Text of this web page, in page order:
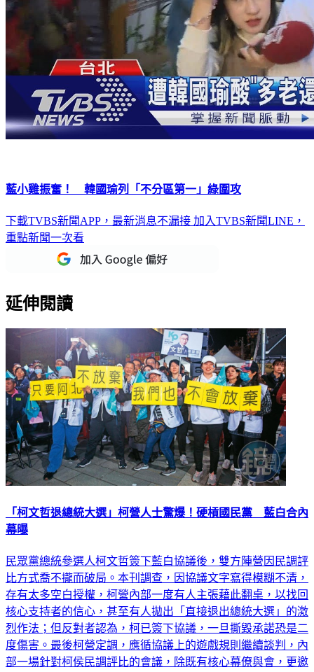
下載TVBS新聞APP，最新消息不漏接
重點新聞一次看
「柯文哲退總統大選」柯營人士驚爆！硬槓國民黨 藍白合內
民眾黨總統參選人柯文哲簽下藍白協議後，雙方陣營因民調評
比方式喬不攏而破局。本刊調查，因協議文字寫得模糊不清，
存有太多空白授權，柯營內部一度有人主張藉此翻桌，以找回
核心支持者的信心，甚至有人拋出「直接退出總統大選」的激
烈作法；但反對者認為，柯已簽下協議，一旦撕毀承諾恐是二
度傷害。最後柯營定調，應循協議上的遊戲規則繼續談判，內